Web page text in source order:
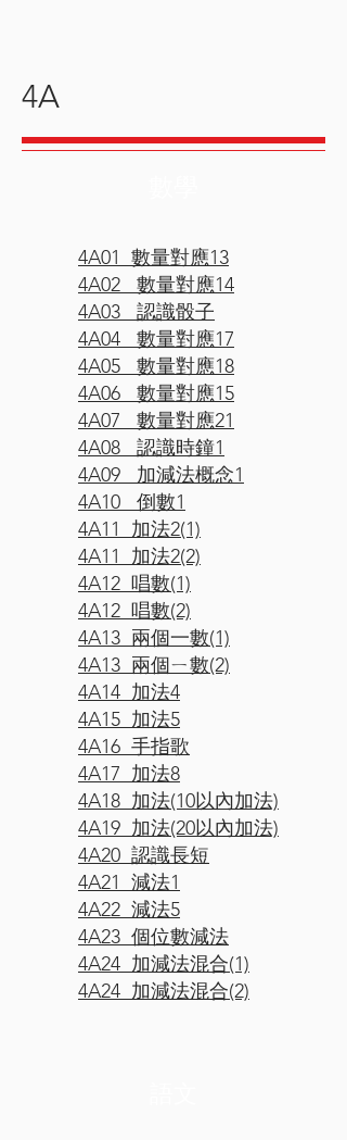
4A
4A01 數量對應13
4A02 數量對應14
4A03 認識骰子
4A04 數量對應17
4A05 數量對應18
4A06 數量對應15
4A07 數量對應21
4A08 認識時鐘1
4A09 加減法概念1
4A10 倒數1
4A11 加法2(1)
4A11 加法2(2)
4A12 唱數(1)
4A12 唱數(2)
4A13 兩個一數(1)
4A13 兩個ㄧ數(2)
4A14 加法4
4A15 加法5
4A16 手指歌
4A17 加法8
4A18 加法(10以內加法)
4A19 加法(20以內加法)
4A20 認識長短
4A21 減法1
4A22 減法5
4A23 個位數減法
4A24 加減法混合(1)
4A24 加減法混合(2)